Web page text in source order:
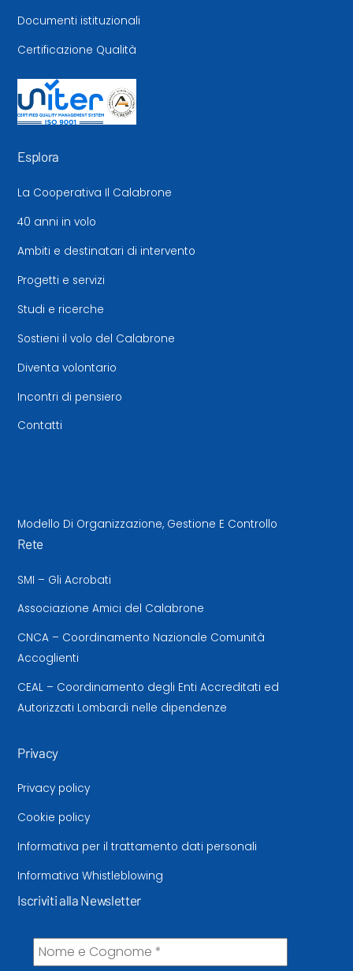
Documenti istituzionali
Certificazione Qualità
Esplora
La Cooperativa Il Calabrone
40 anni in volo
Ambiti e destinatari di intervento
Progetti e servizi
Studi e ricerche
Sostieni il volo del Calabrone
Diventa volontario
Incontri di pensiero
Contatti
Modello Di Organizzazione, Gestione E Controllo
Rete
SMI – Gli Acrobati
Associazione Amici del Calabrone
CNCA – Coordinamento Nazionale Comunità
Accoglienti
CEAL – Coordinamento degli Enti Accreditati ed
Autorizzati Lombardi nelle dipendenze
Privacy
Privacy policy
Cookie policy
Informativa per il trattamento dati personali
Informativa Whistleblowing
Iscriviti alla Newsletter